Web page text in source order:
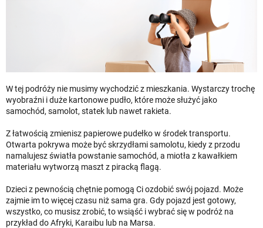
W tej podróży nie musimy wychodzić z mieszkania. Wystarczy trochę
wyobraźni i duże kartonowe pudło, które może służyć jako
samochód, samolot, statek lub nawet rakieta.
Z łatwością zmienisz papierowe pudełko w środek transportu.
Otwarta pokrywa może być skrzydłami samolotu, kiedy z przodu
namalujesz światła powstanie samochód, a miotła z kawałkiem
materiału wytworzą maszt z piracką flagą.
Dzieci z pewnością chętnie pomogą Ci ozdobić swój pojazd. Może
zajmie im to więcej czasu niż sama gra. Gdy pojazd jest gotowy,
wszystko, co musisz zrobić, to wsiąść i wybrać się w podróż na
przykład do Afryki, Karaibu lub na Marsa.